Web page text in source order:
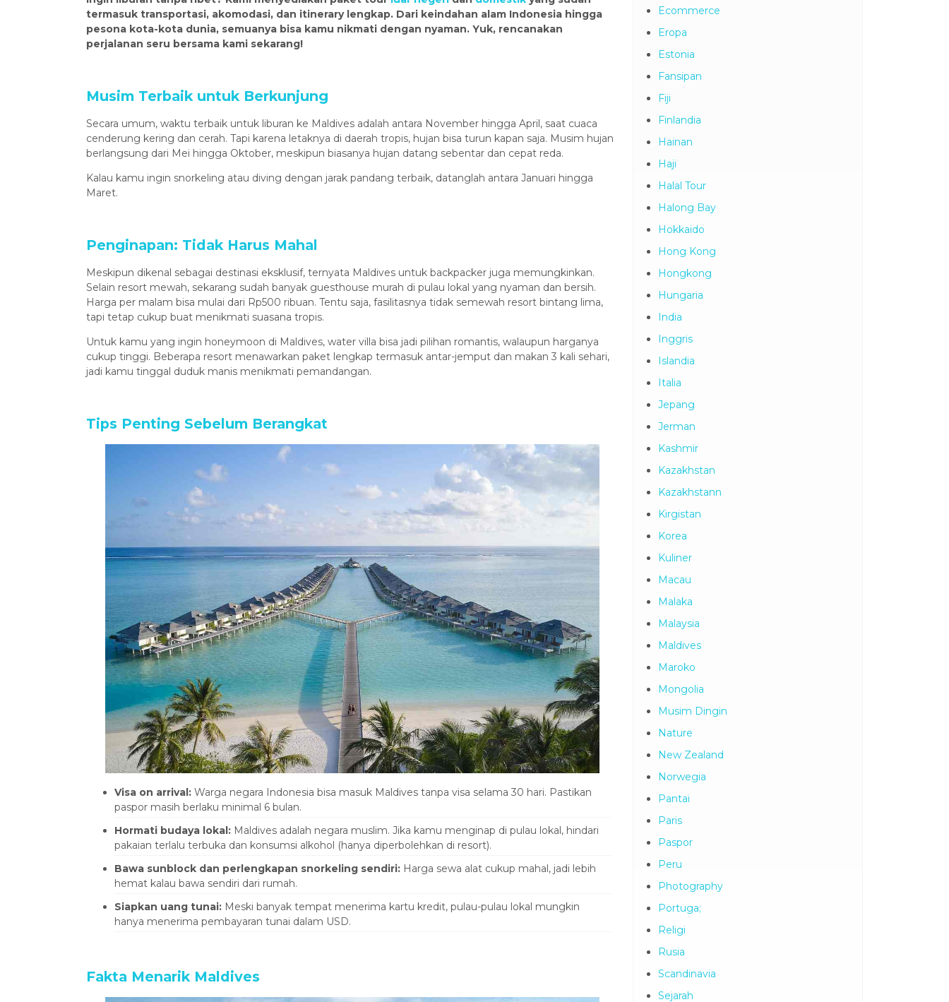
termasuk transportasi, akomodasi, dan itinerary lengkap. Dari keindahan alam Indonesia hingga
pesona kota-kota dunia, semuanya bisa kamu nikmati dengan nyaman. Yuk, rencanakan
perjalanan seru bersama kami sekarang!
Musim Terbaik untuk Berkunjung
Secara umum, waktu terbaik untuk liburan ke Maldives adalah antara November hingga April, saat cuaca
cenderung kering dan cerah. Tapi karena letaknya di daerah tropis, hujan bisa turun kapan saja. Musim hujan
berlangsung dari Mei hingga Oktober, meskipun biasanya hujan datang sebentar dan cepat reda.
Kalau kamu ingin snorkeling atau diving dengan jarak pandang terbaik, datanglah antara Januari hingga
Maret.
Penginapan: Tidak Harus Mahal
Meskipun dikenal sebagai destinasi eksklusif, ternyata Maldives untuk backpacker juga memungkinkan.
Selain resort mewah, sekarang sudah banyak guesthouse murah di pulau lokal yang nyaman dan bersih.
Harga per malam bisa mulai dari Rp500 ribuan. Tentu saja, fasilitasnya tidak semewah resort bintang lima,
tapi tetap cukup buat menikmati suasana tropis.
Untuk kamu yang ingin honeymoon di Maldives, water villa bisa jadi pilihan romantis, walaupun harganya
cukup tinggi. Beberapa resort menawarkan paket lengkap termasuk antar-jemput dan makan 3 kali sehari,
jadi kamu tinggal duduk manis menikmati pemandangan.
Tips Penting Sebelum Berangkat
Visa on arrival: Warga negara Indonesia bisa masuk Maldives tanpa visa selama 30 hari. Pastikan
paspor masih berlaku minimal 6 bulan.
Hormati budaya lokal: Maldives adalah negara muslim. Jika kamu menginap di pulau lokal, hindari
pakaian terlalu terbuka dan konsumsi alkohol (hanya diperbolehkan di resort).
Bawa sunblock dan perlengkapan snorkeling sendiri: Harga sewa alat cukup mahal, jadi lebih
hemat kalau bawa sendiri dari rumah.
Siapkan uang tunai: Meski banyak tempat menerima kartu kredit, pulau-pulau lokal mungkin
hanya menerima pembayaran tunai dalam USD.
Fakta Menarik Maldives
Ecommerce
Eropa
Estonia
Fansipan
Fiji
Finlandia
Hainan
Haji
Halal Tour
Halong Bay
Hokkaido
Hong Kong
Hongkong
Hungaria
India
Inggris
Islandia
Italia
Jepang
Jerman
Kashmir
Kazakhstan
Kazakhstann
Kirgistan
Korea
Kuliner
Macau
Malaka
Malaysia
Maldives
Maroko
Mongolia
Musim Dingin
Nature
New Zealand
Norwegia
Pantai
Paris
Paspor
Peru
Photography
Portuga;
Religi
Rusia
Scandinavia
Sejarah